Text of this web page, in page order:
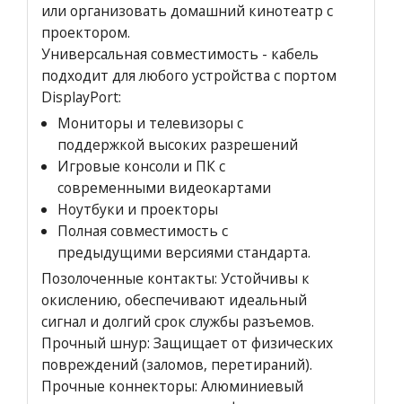
или организовать домашний кинотеатр с
проектором.
Универсальная совместимость - кабель
подходит для любого устройства с портом
DisplayPort:
Мониторы и телевизоры с
поддержкой высоких разрешений
Игровые консоли и ПК с
современными видеокартами
Ноутбуки и проекторы
Полная совместимость с
предыдущими версиями стандарта.
Позолоченные контакты: Устойчивы к
окислению, обеспечивают идеальный
сигнал и долгий срок службы разъемов.
Прочный шнур: Защищает от физических
повреждений (заломов, перетираний).
Прочные коннекторы: Алюминиевый